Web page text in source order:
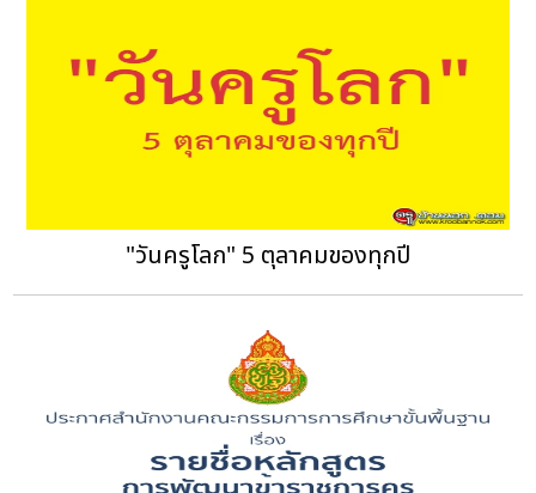
"วันครูโลก" 5 ตุลาคมของทุกปี